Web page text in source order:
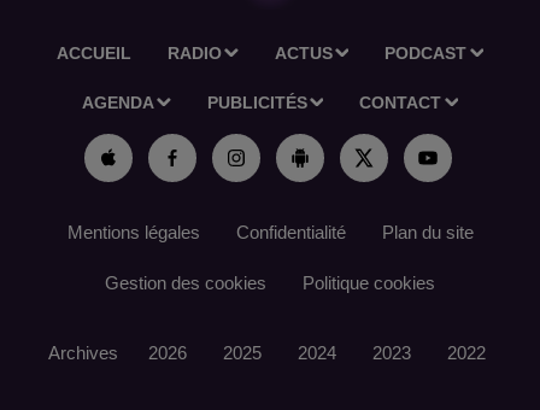
ACCUEIL RADIO ACTUS PODCAST
AGENDA PUBLICITÉS CONTACT
Mentions légales Confidentialité Plan du site
Gestion des cookies Politique cookies
Archives 2026 2025 2024 2023 2022